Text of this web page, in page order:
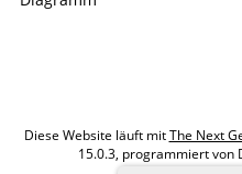
Diese Website läuft mitThe Next
15.0.3, programmiert von